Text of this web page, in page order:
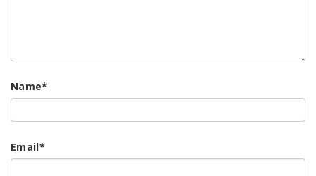
Name*
Email*